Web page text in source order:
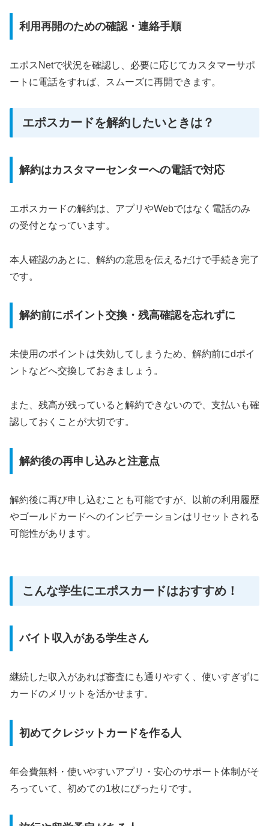
利用再開のための確認・連絡手順
エポスNetで状況を確認し、必要に応じてカスタマーサポ
ートに電話をすれば、スムーズに再開できます。
エポスカードを解約したいときは？
解約はカスタマーセンターへの電話で対応
エポスカードの解約は、アプリやWebではなく電話のみ
の受付となっています。
本人確認のあとに、解約の意思を伝えるだけで手続き完了
です。
解約前にポイント交換・残高確認を忘れずに
未使用のポイントは失効してしまうため、解約前にdポイ
ントなどへ交換しておきましょう。
また、残高が残っていると解約できないので、支払いも確
認しておくことが大切です。
解約後の再申し込みと注意点
解約後に再び申し込むことも可能ですが、以前の利用履歴
やゴールドカードへのインビテーションはリセットされる
可能性があります。
こんな学生にエポスカードはおすすめ！
バイト収入がある学生さん
継続した収入があれば審査にも通りやすく、使いすぎずに
カードのメリットを活かせます。
初めてクレジットカードを作る人
年会費無料・使いやすいアプリ・安心のサポート体制がそ
ろっていて、初めての1枚にぴったりです。